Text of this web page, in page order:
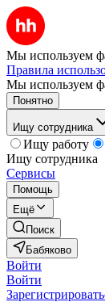
Мы используем
Правила
Мы используем
Понятно
Ищу сотрудника
Ищу работу
Ищу сотрудника
Сервисы
Помощь
Ещё
Поиск
Бабяково
Войти
Войти